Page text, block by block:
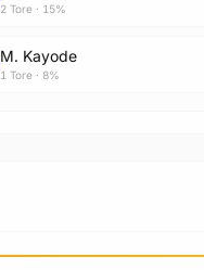
2 Tore · 15%
M. Kayode
1 Tore · 8%